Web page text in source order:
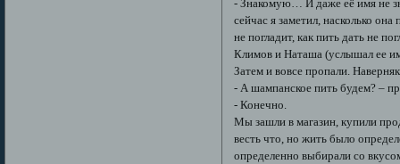
- Знакомую… И даже её имя не
сейчас я заметил, насколько
не погладит, как пить дать не
Климов и Наташа (услышал ее
Затем и вовсе пропали.
- А шампанское пить будем? –
- Конечно.
Мы зашли в магазин, купили
весть что, но жить было
определенно выбирали со